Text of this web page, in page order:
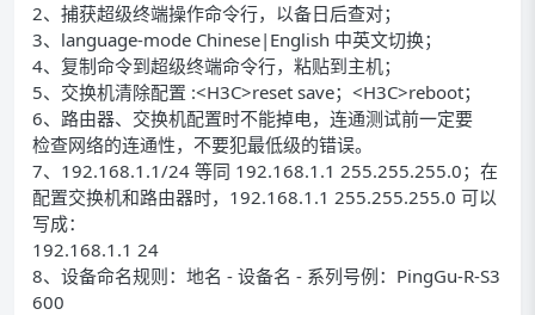
2、捕获超级终端操作命令行，以备日后查对；
3、language-mode Chinese|English 中英文切换；
4、复制命令到超级终端命令行，粘贴到主机；
5、交换机清除配置 :<H3C>reset save；<H3C>reboot；
6、路由器、交换机配置时不能掉电，连通测试前一定要
检查网络的连通性，不要犯最低级的错误。
7、192.168.1.1/24 等同 192.168.1.1 255.255.255.0；在
配置交换机和路由器时，192.168.1.1 255.255.255.0 可以
写成：
192.168.1.1 24
8、设备命名规则：地名 - 设备名 - 系列号例：PingGu-R-S3
600